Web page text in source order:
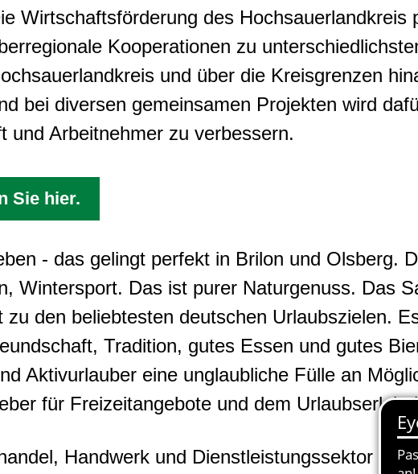
Wirtschaftsförderung des Hochsauerlandkreis
Kooperationen zu
und über die Kreisgrenzen
bei diversen gemeinsamen Projekten wird
und Arbeitnehmer zu verbessern.
Sie hier.
- das gelingt perfekt in Brilon und Olsberg.
Wintersport. Das ist purer Naturgenuss. Das
den beliebtesten deutschen Urlaubszielen.
Tradition, gutes Essen und gutes
Aktivurlauber eine unglaubliche Fülle an
für Freizeitangebote und dem
Handwerk und Dienstleistungssektor